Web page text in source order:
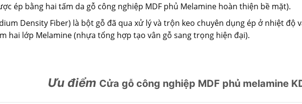
ép bằng hai tấm da gỗ công nghiệp MDF phủ Melamine hoàn thiện bề mặt).
Density Fiber) là bột gỗ đã qua xử lý và trộn keo chuyên dụng ép ở nhiệt
hai lớp Melamine (nhựa tổng hợp tạo vân gỗ sang trọng hiện đại).
Ưu điểm Cửa gỗ công nghiệp MDF phủ melamine